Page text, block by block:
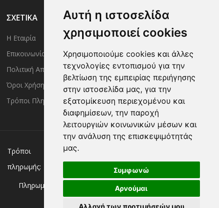
Αυτή η ιστοσελίδα
χρησιμοποιεί cookies
Χρησιμοποιούμε cookies και άλλες
τεχνολογίες εντοπισμού για την
βελτίωση της εμπειρίας περιήγησης
στην ιστοσελίδα μας, για την
εξατομίκευση περιεχομένου και
διαφημίσεων, την παροχή
λειτουργιών κοινωνικών μέσων και
την ανάλυση της επισκεψιμότητάς
μας.
Συμφωνώ
Αρνούμαι
ΣΧΕΤΙΚΑ
Η Εταιρία
Επικοινωνία
Πολιτική Απορρήτου
Όροι Χρήσης
Τρόποι Πληρωμής
Είσοδος Μέλους
Έλεγχος Παραγγελίας
Τρόποι Αποστολής
Πολιτική Επιστροφών
Τρόποι
πληρωμής:
Χρεωστική/πιστωτική κάρτα
Κατάθεση σε Τράπεζα
Πληρωμή με: